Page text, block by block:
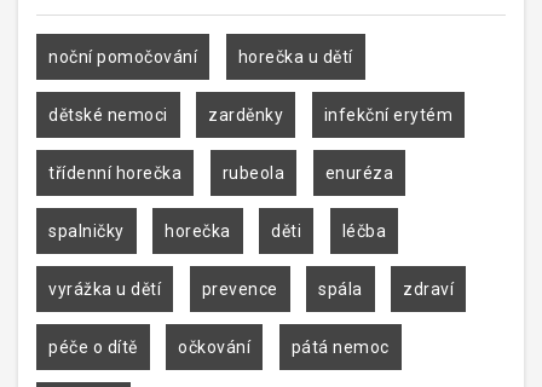
noční pomočování horečka u dětí
dětské nemoci zarděnky infekční erytém
třídenní horečka rubeola enuréza
spalničky horečka děti léčba
vyrážka u dětí prevence spála zdraví
péče o dítě očkování pátá nemoc